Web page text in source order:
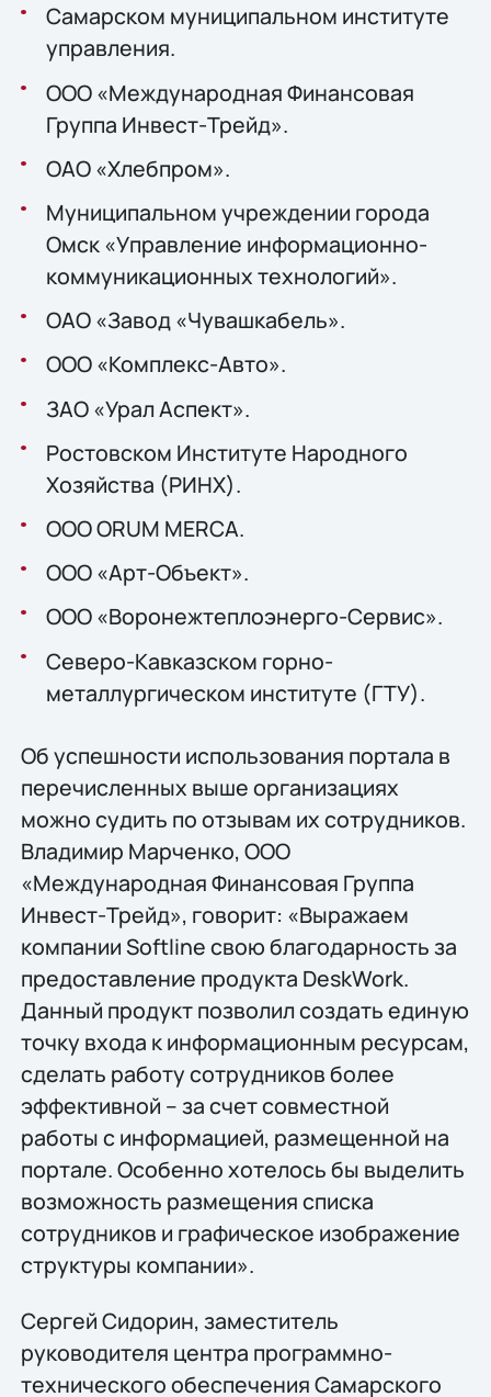
Самарском муниципальном институте
управления.
ООО «Международная Финансовая
Группа Инвест-Трейд».
ОАО «Хлебпром».
Муниципальном учреждении города
Омск «Управление информационно-
коммуникационных технологий».
ОАО «Завод «Чувашкабель».
ООО «Комплекс-Авто».
ЗАО «Урал Аспект».
Ростовском Институте Народного
Хозяйства (РИНХ).
OOO ORUM MERCA.
ООО «Арт-Объект».
ООО «Воронежтеплоэнерго-Сервис».
Северо-Кавказском горно-
металлургическом институте (ГТУ).
Об успешности использования портала в
перечисленных выше организациях
можно судить по отзывам их сотрудников.
Владимир Марченко, ООО
«Международная Финансовая Группа
Инвест-Трейд», говорит: «Выражаем
компании Softline свою благодарность за
предоставление продукта DeskWork.
Данный продукт позволил создать единую
точку входа к информационным ресурсам,
сделать работу сотрудников более
эффективной – за счет совместной
работы с информацией, размещенной на
портале. Особенно хотелось бы выделить
возможность размещения списка
сотрудников и графическое изображение
структуры компании».
Сергей Сидорин, заместитель
руководителя центра программно-
технического обеспечения Самарского